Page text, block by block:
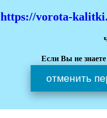
https://vorota-
Если Вы не
отменить